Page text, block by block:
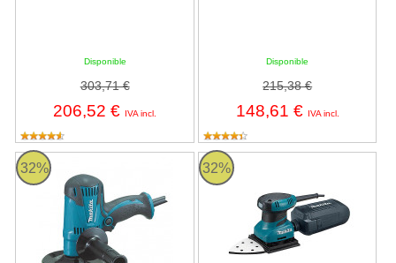
Disponible
303,71 €
206,52 € IVA incl.
Disponible
215,38 €
148,61 € IVA incl.
32%
Lijadora de disco Makita GV5010 125mm
32%
Lijadora orbital Makita BO4565K